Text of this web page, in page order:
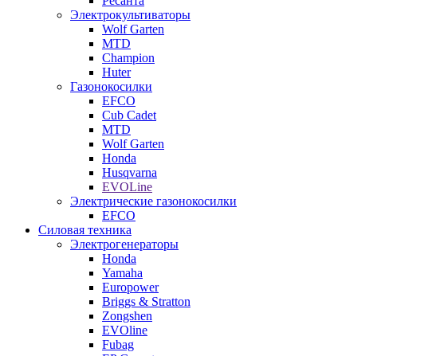
Электрокультиваторы
Wolf Garten
MTD
Champion
Huter
Газонокосилки
EFCO
Cub Cadet
MTD
Wolf Garten
Honda
Husqvarna
EVOLine
Электрические газонокосилки
EFCO
Силовая техника
Электрогенераторы
Honda
Yamaha
Europower
Briggs & Stratton
Zongshen
EVOline
Fubag